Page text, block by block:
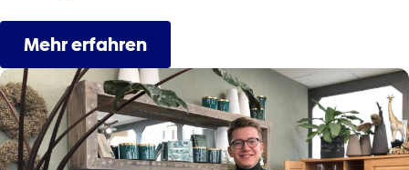
Mehr erfahren